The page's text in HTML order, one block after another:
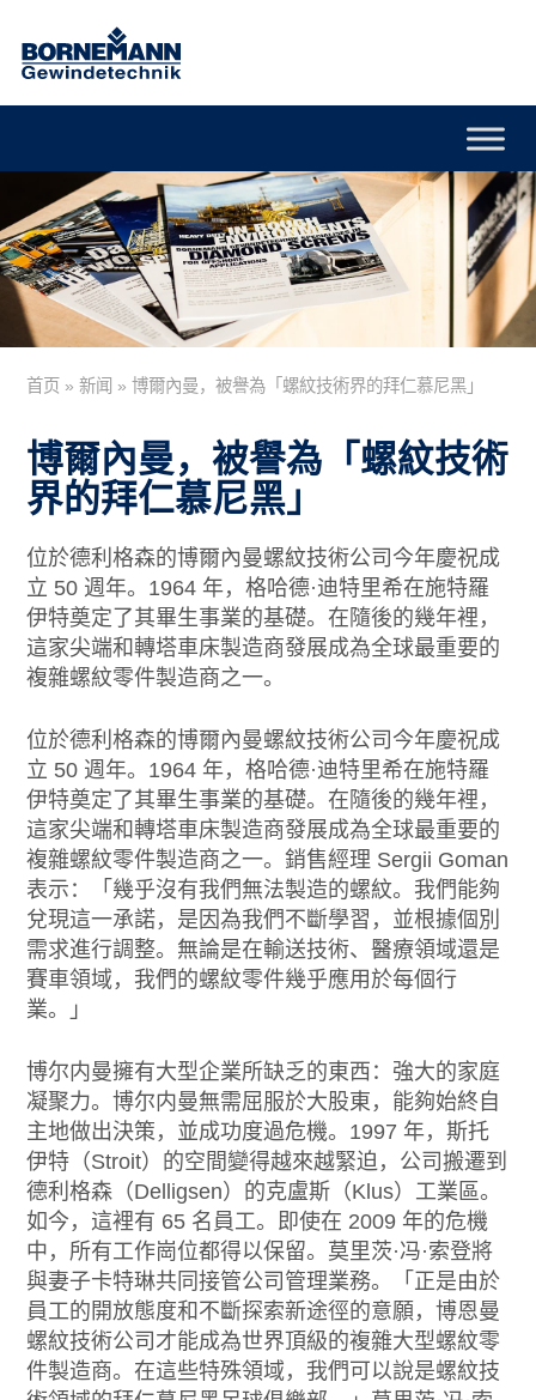
首页 »新闻 »博爾內曼，被譽為「螺紋技術界的拜仁慕尼黑」
博爾內曼，被譽為「螺紋技術
界的拜仁慕尼黑」
位於德利格森的博爾內曼螺紋技術公司今年慶祝成
立 50 週年。1964 年，格哈德·迪特里希在施特羅
伊特奠定了其畢生事業的基礎。在隨後的幾年裡，
這家尖端和轉塔車床製造商發展成為全球最重要的
複雜螺紋零件製造商之一。
位於德利格森的博爾內曼螺紋技術公司今年慶祝成
立 50 週年。1964 年，格哈德·迪特里希在施特羅
伊特奠定了其畢生事業的基礎。在隨後的幾年裡，
這家尖端和轉塔車床製造商發展成為全球最重要的
複雜螺紋零件製造商之一。銷售經理 Sergii Goman
表示：「幾乎沒有我們無法製造的螺紋。我們能夠
兌現這一承諾，是因為我們不斷學習，並根據個別
需求進行調整。無論是在輸送技術、醫療領域還是
賽車領域，我們的螺紋零件幾乎應用於每個行
業。」
博尔内曼擁有大型企業所缺乏的東西：強大的家庭
凝聚力。博尔内曼無需屈服於大股東，能夠始終自
主地做出決策，並成功度過危機。1997 年，斯托
伊特（Stroit）的空間變得越來越緊迫，公司搬遷到
德利格森（Delligsen）的克盧斯（Klus）工業區。
如今，這裡有 65 名員工。即使在 2009 年的危機
中，所有工作崗位都得以保留。莫里茨·冯·索登將
與妻子卡特琳共同接管公司管理業務。「正是由於
員工的開放態度和不斷探索新途徑的意願，博恩曼
螺紋技術公司才能成為世界頂級的複雜大型螺紋零
件製造商。在這些特殊領域，我們可以說是螺紋技